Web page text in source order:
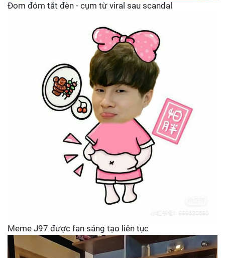
Đom đóm tắt đèn - cụm từ viral sau scandal
Meme J97 được fan sáng tạo liên tục